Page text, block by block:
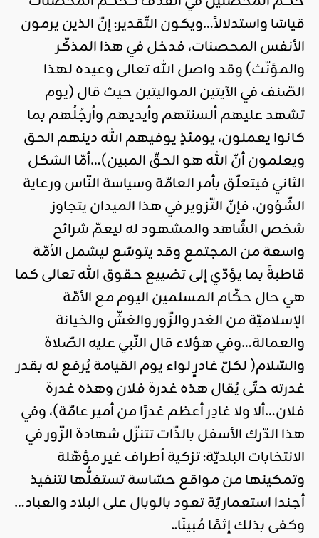
قياسًا واستدلالاً…ويكون التّقدير: إنّ الذين يرمون
الأنفس المحصنات، فدخل في هذا المذكّر
والمؤنّث) وقد واصل الله تعالى وعيده لهذا
الصّنف في الآيتين المواليتين حيث قال (يوم
تشهد عليهم ألسنتهم وأيديهم وأرجُلُهم بما
كانوا يعملون، يومئذٍ يوفيهم الله دينهم الحق
ويعلمون أنّ الله هو الحقّ المبين)…أمّا الشكل
الثاني فيتعلّق بأمر العامّة وسياسة النّاس ورعاية
الشّؤون، فإنّ التّزوير في هذا الميدان يتجاوز
شخص الشّاهد والمشهود له ليعمّ شرائح
واسعة من المجتمع وقد يتوسّع ليشمل الأمّة
قاطبةً بما يؤدّي إلى تضييع حقوق الله تعالى كما
هي حال حكّام المسلمين اليوم مع الأمّة
الإسلاميّة من الغدر والزّور والغشّ والخيانة
والعمالة…وفي هؤلاء قال النّبي عليه الصّلاة
والسّلام( لكلّ غادرٍ لواء يوم القيامة يُرفع له بقدر
غدرته حتّى يُقال هذه غدرة فلان وهذه غدرة
فلان…ألا ولا غادِر أعظم غدرًا من أمير عامّة)، وفي
هذا الدّرك الأسفل بالذّات تتنزّل شهادة الزّور في
الانتخابات البلديّة: تزكية أطراف غير مؤهّلة
وتمكينها من مواقع حسّاسة تستغلُّها لتنفيذ
أجندا استعماريّة تعود بالوبال على البلاد والعباد…
وكفى بذلك إثمًا مُبينًا..